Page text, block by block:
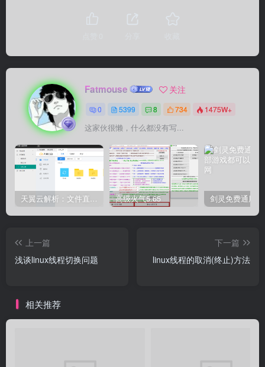
Fatmouse 关注
0 5399 8 734 1475W+
这家伙很懒，什么都没有写...
天翼云解析：文件直链获取源码 高级火气5.65
上一篇
浅谈linux线程切换问题
下一篇
linux线程的取消(终止)方法
相关推荐